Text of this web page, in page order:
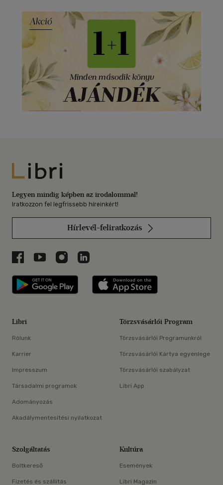
Libri
Legyen mindig képben az irodalommal!
Iratkozzon fel legfrissebb híreinkért!
Hírlevél-feliratkozás
Libri a Facebookon
Libri a Youtube-on
Libri az Instagramon
Libri a LinkedInen
Libri applikáció Szerezd meg: Google
Libri
Rólunk
Karrier
Impresszum
Társadalmi programok
Adományozás
Akadálymentesítési nyilatkozat
Törzsvásárlói Program
Törzsvásárlói Programunkról
Törzsvásárlói Kártya egyenlege
Törzsvásárlói szabályzat
Libri App
Szolgáltatás
Boltkereső
Fizetés és szállítás
Kultúra
Események
Libri Magazin